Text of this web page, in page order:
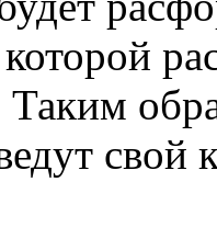
Таким
свой